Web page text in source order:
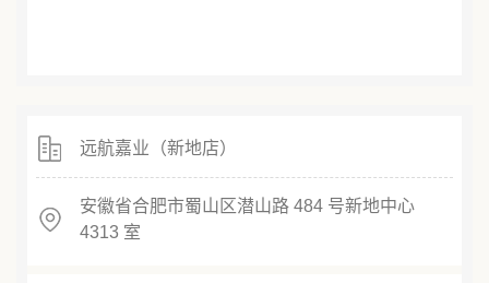
远航嘉业（新地店）
安徽省合肥市蜀山区潜山路 484 号新地中心
4313 室